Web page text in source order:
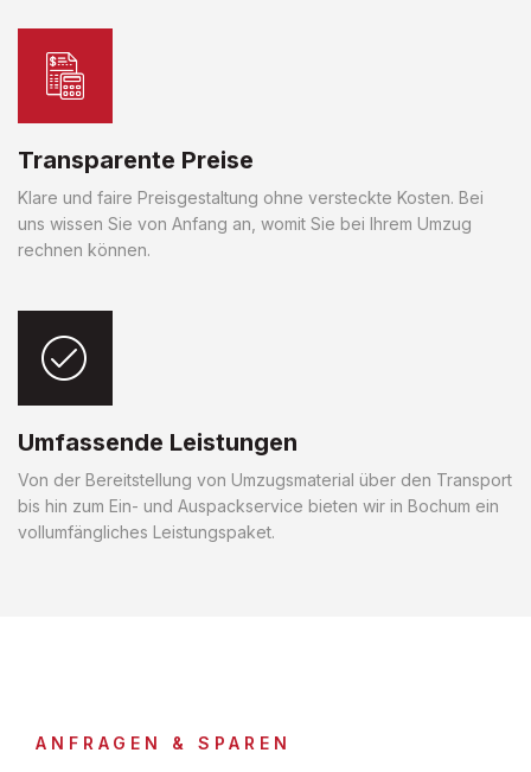
Transparente Preise
Klare und faire Preisgestaltung ohne versteckte Kosten. Bei
uns wissen Sie von Anfang an, womit Sie bei Ihrem Umzug
rechnen können.
Umfassende Leistungen
Von der Bereitstellung von Umzugsmaterial über den Transport
bis hin zum Ein- und Auspackservice bieten wir in Bochum ein
vollumfängliches Leistungspaket.
ANFRAGEN & SPAREN